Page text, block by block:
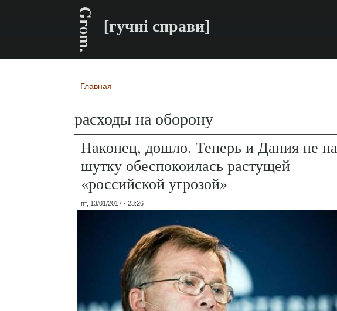
Grom. [гучні справи]
Вы здесь
Главная
расходы на оборону
Наконец, дошло. Теперь и Дания не на
шутку обеспокоилась растущей
«российской угрозой»
пт, 13/01/2017 - 23:26